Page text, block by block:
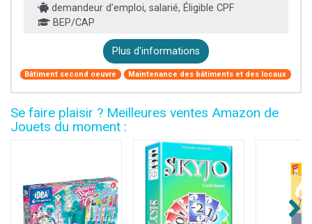
demandeur d’emploi, salarié, Éligible CPF
BEP/CAP
Plus d'informations
Bâtiment second oeuvre Maintenance des bâtiments et des locaux
Se faire plaisir ? Meilleures ventes Amazon de
Jouets du moment :